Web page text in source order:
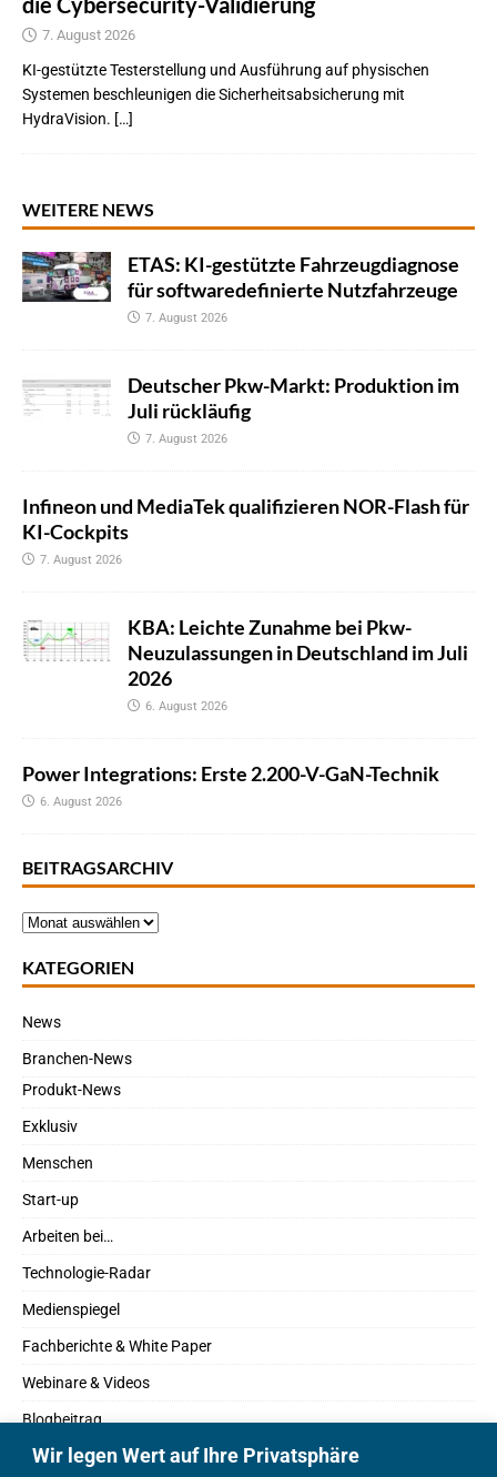
Wir legen Wert auf Ihre Privatsphäre
7. August 2026
KI-gestützte Testerstellung und Ausführung auf physischen
Systemen beschleunigen die Sicherheitsabsicherung mit
HydraVision. […]
WEITERE NEWS
ETAS: KI-gestützte Fahrzeugdiagnose
für softwaredefinierte Nutzfahrzeuge
7. August 2026
Deutscher Pkw-Markt: Produktion im
Juli rückläufig
7. August 2026
Infineon und MediaTek qualifizieren NOR-Flash für
KI-Cockpits
7. August 2026
KBA: Leichte Zunahme bei Pkw-
Neuzulassungen in Deutschland im Juli
2026
6. August 2026
Power Integrations: Erste 2.200-V-GaN-Technik
6. August 2026
BEITRAGSARCHIV
KATEGORIEN
News
Branchen-News
Produkt-News
Exklusiv
Menschen
Start-up
Arbeiten bei…
Technologie-Radar
Medienspiegel
Fachberichte & White Paper
Webinare & Videos
Blogbeitrag
Fachbücher